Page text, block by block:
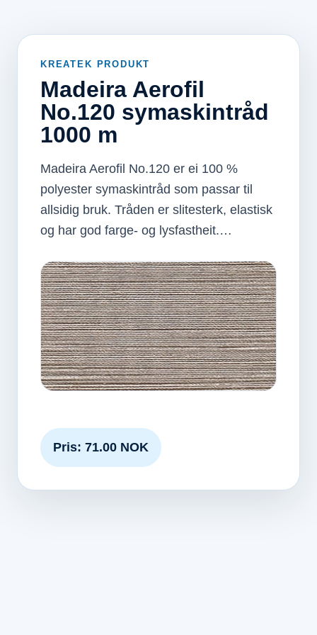
KREATEK PRODUKT
Madeira Aerofil
No.120 symaskintråd
1000 m
Madeira Aerofil No.120 er ei 100 %
polyester symaskintråd som passar til
allsidig bruk. Tråden er slitesterk, elastisk
og har god farge- og lysfastheit.…
Pris: 71.00 NOK